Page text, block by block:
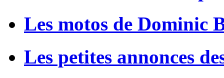
Les motos de Dominic
Les petites annonces